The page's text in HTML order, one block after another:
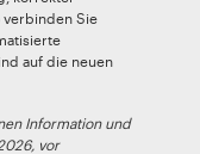
verbinden Sie
auf die neuen
Information und
vor